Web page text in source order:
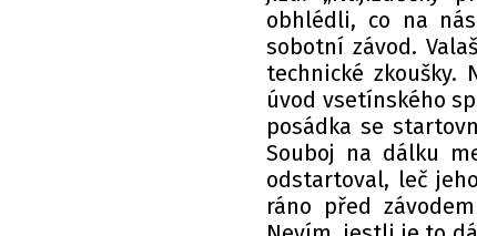
obhlédli, co na
sobotní závod.
technické zkoušky.
úvod vsetínského
posádka se
Souboj na dálku
odstartoval, leč
ráno před